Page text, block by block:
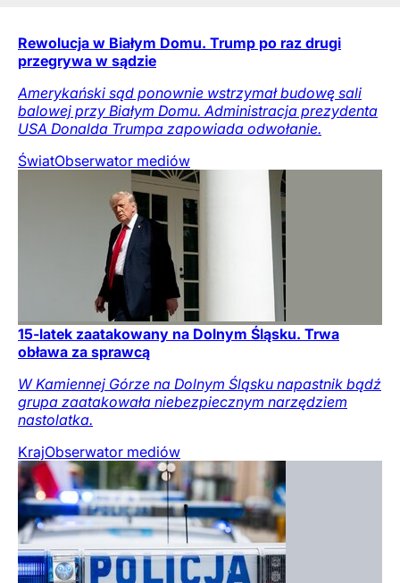
Rewolucja w Białym Domu. Trump po raz drugi
przegrywa w sądzie
Amerykański sąd ponownie wstrzymał budowę sali
balowej przy Białym Domu. Administracja prezydenta
USA Donalda Trumpa zapowiada odwołanie.
ŚwiatObserwator mediów
15-latek zaatakowany na Dolnym Śląsku. Trwa
obława za sprawcą
W Kamiennej Górze na Dolnym Śląsku napastnik bądź
grupa zaatakowała niebezpiecznym narzędziem
nastolatka.
KrajObserwator mediów